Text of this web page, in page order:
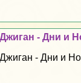
Джиган - Дни и
Джиган - Дни и